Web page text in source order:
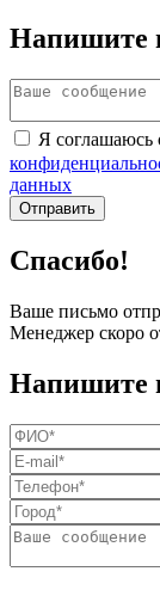
Напишите
Я соглашаюсь
данных
Спасибо!
Ваше письмо
Менеджер скоро
Напишите